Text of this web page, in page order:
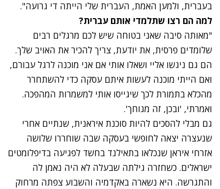
בעברית, ולמען האמת, העברית שלי הייתה די גרועה".
למה הם רצו שתלמדי אותם עברית?
"מאותה סיבה שאני בטוחה שיש לכם מרגלים רבים
שלומדים פרסית, את יודעת, צריך להכיר את האויב שלך.
הם גם ניגשו אליי ושאלו אותי אם אני מוכנה לרגל עבורם,
ואם הייתי מוכנה לעשות איתם עסקה כדי להשתחרר
מהכלא בתמורת לכך שיגייסו אותי למשמרות המהפכה.
ואמרתי, 'ובכן, זה מגוחך'.
גם מבלי להסכים להיות סוכנת איראנית, שנתיים אחרי
שנעצרה יצאה לחופשי בעסקה שבה שוחררו שלושה
אזרחי איראן שנכלאו בתאילנד בחשד לפגיעה בדיפלומטים
ישראלים. כשחזרה גילתה שבעלה לא היה נאמן לה
והתגרשה. היא נשארה באקדמיה והשבוע צפתה מרחוק